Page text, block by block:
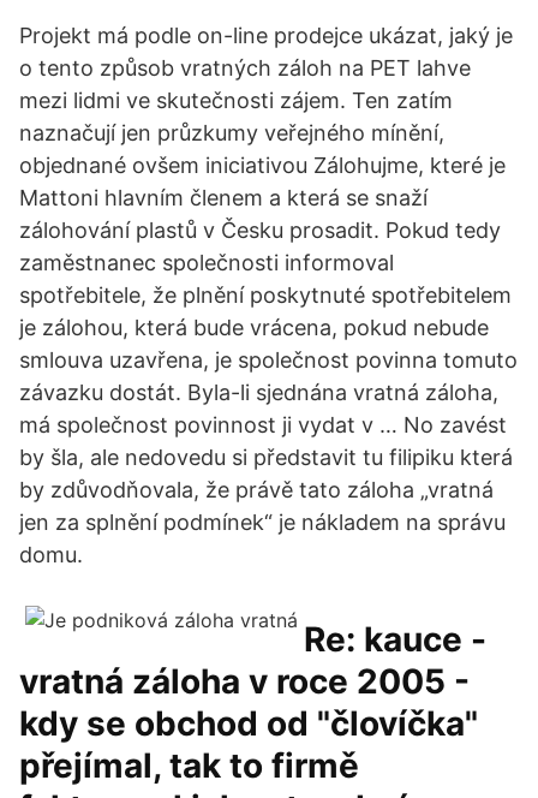
Projekt má podle on-line prodejce ukázat, jaký je
o tento způsob vratných záloh na PET lahve
mezi lidmi ve skutečnosti zájem. Ten zatím
naznačují jen průzkumy veřejného mínění,
objednané ovšem iniciativou Zálohujme, které je
Mattoni hlavním členem a která se snaží
zálohování plastů v Česku prosadit. Pokud tedy
zaměstnanec společnosti informoval
spotřebitele, že plnění poskytnuté spotřebitelem
je zálohou, která bude vrácena, pokud nebude
smlouva uzavřena, je společnost povinna tomuto
závazku dostát. Byla-li sjednána vratná záloha,
má společnost povinnost ji vydat v … No zavést
by šla, ale nedovedu si představit tu filipiku která
by zdůvodňovala, že právě tato záloha „vratná
jen za splnění podmínek“ je nákladem na správu
domu.
Re: kauce -
vratná záloha v roce 2005 -
kdy se obchod od "človíčka"
přejímal, tak to firmě